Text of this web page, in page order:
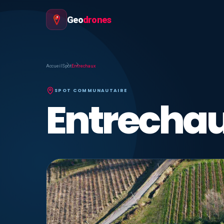
Geodrones
Accueil SpotEntrechaux
SPOT COMMUNAUTAIRE